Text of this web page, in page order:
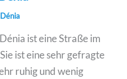
ist eine Straße im
ist eine sehr gefragte
ruhig und wenig